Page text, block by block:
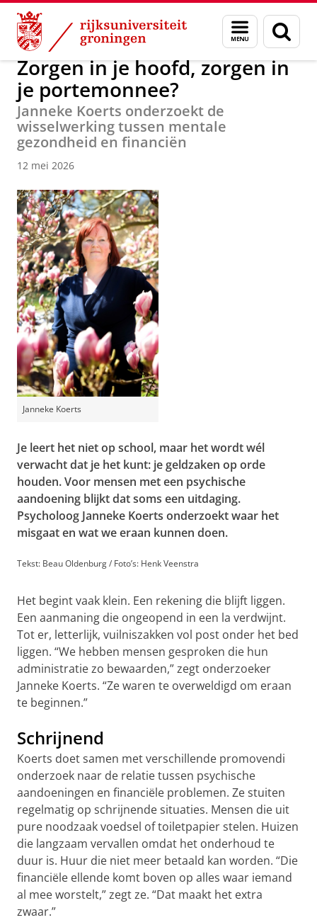
Skip
Content
Skip
Navigation
Menu
en
zoeken
Over ons Actueel Nieuws
Zorgen in je hoofd, zorgen in
je portemonnee?
Janneke Koerts onderzoekt de
wisselwerking tussen mentale
gezondheid en financiën
12 mei 2026
Janneke Koerts
Je leert het niet op school, maar het wordt wél
verwacht dat je het kunt: je geldzaken op orde
houden. Voor mensen met een psychische
aandoening blijkt dat soms een uitdaging.
Psycholoog Janneke Koerts onderzoekt waar het
misgaat en wat we eraan kunnen doen.
Tekst: Beau Oldenburg / Foto’s: Henk Veenstra
Het begint vaak klein. Een rekening die blijft liggen.
Een aanmaning die ongeopend in een la verdwijnt.
Tot er, letterlijk, vuilniszakken vol post onder het bed
liggen. “We hebben mensen gesproken die hun
administratie zo bewaarden,” zegt onderzoeker
Janneke Koerts. “Ze waren te overweldigd om eraan
te beginnen.”
Schrijnend
Koerts doet samen met verschillende promovendi
onderzoek naar de relatie tussen psychische
aandoeningen en financiële problemen. Ze stuiten
regelmatig op schrijnende situaties. Mensen die uit
pure noodzaak voedsel of toiletpapier stelen. Huizen
die langzaam vervallen omdat het onderhoud te
duur is. Huur die niet meer betaald kan worden. “Die
financiële ellende komt boven op alles waar iemand
al mee worstelt,” zegt ze. “Dat maakt het extra
zwaar.”